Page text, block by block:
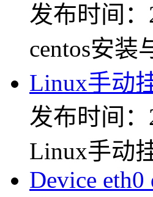
发布时间
centos安装
Linux手动
发布时间
Linux手动
Device eth0